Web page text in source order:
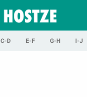
C-D E-F G-H I-J